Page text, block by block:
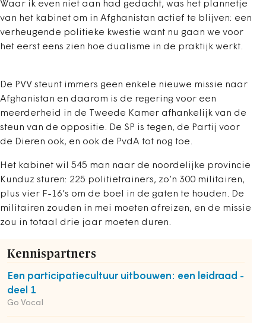
Waar ik even niet aan had gedacht, was het plannetje
van het kabinet om in Afghanistan actief te blijven: een
verheugende politieke kwestie want nu gaan we voor
het eerst eens zien hoe dualisme in de praktijk werkt.
De PVV steunt immers geen enkele nieuwe missie naar
Afghanistan en daarom is de regering voor een
meerderheid in de Tweede Kamer afhankelijk van de
steun van de oppositie. De SP is tegen, de Partij voor
de Dieren ook, en ook de PvdA tot nog toe.
Het kabinet wil 545 man naar de noordelijke provincie
Kunduz sturen: 225 politietrainers, zo’n 300 militairen,
plus vier F-16’s om de boel in de gaten te houden. De
militairen zouden in mei moeten afreizen, en de missie
zou in totaal drie jaar moeten duren.
Kennispartners
Een participatiecultuur uitbouwen: een leidraad -
deel 1
Go Vocal